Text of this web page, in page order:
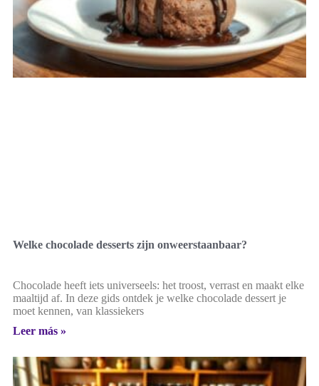
Welke chocolade desserts zijn onweerstaanbaar?
Chocolade heeft iets universeels: het troost, verrast en maakt elke
maaltijd af. In deze gids ontdek je welke chocolade dessert je
moet kennen, van klassiekers
Leer más »